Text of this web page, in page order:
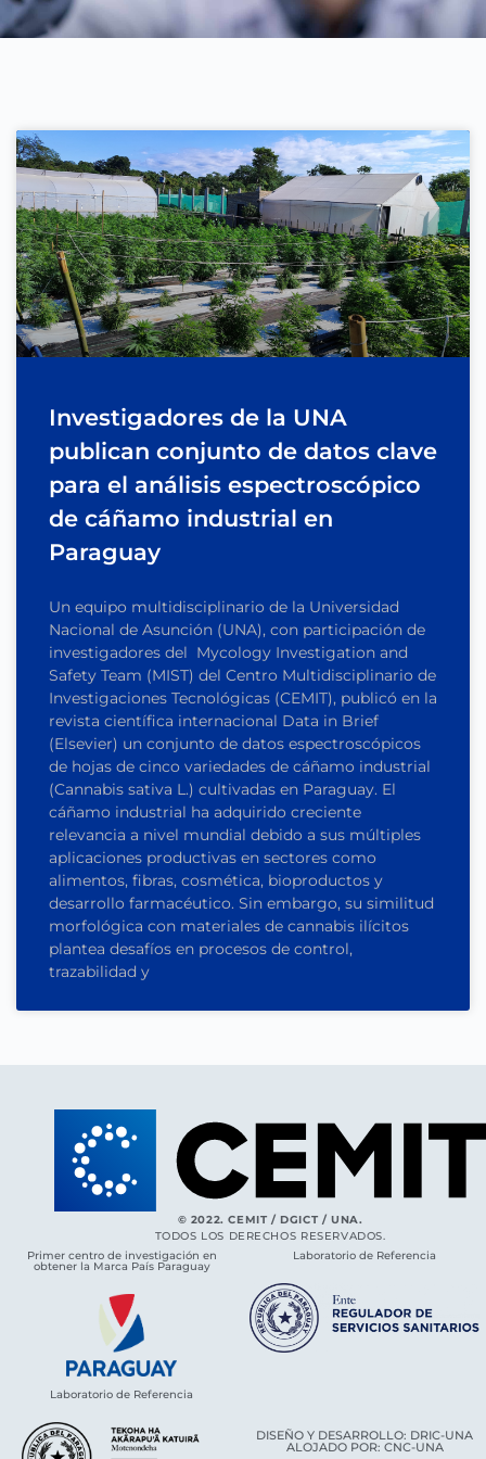
Investigadores de la UNA
publican conjunto de datos clave
para el análisis espectroscópico
de cáñamo industrial en
Paraguay
Un equipo multidisciplinario de la Universidad
Nacional de Asunción (UNA), con participación de
investigadores del Mycology Investigation and
Safety Team (MIST) del Centro Multidisciplinario de
Investigaciones Tecnológicas (CEMIT), publicó en la
revista científica internacional Data in Brief
(Elsevier) un conjunto de datos espectroscópicos
de hojas de cinco variedades de cáñamo industrial
(Cannabis sativa L.) cultivadas en Paraguay. El
cáñamo industrial ha adquirido creciente
relevancia a nivel mundial debido a sus múltiples
aplicaciones productivas en sectores como
alimentos, fibras, cosmética, bioproductos y
desarrollo farmacéutico. Sin embargo, su similitud
morfológica con materiales de cannabis ilícitos
plantea desafíos en procesos de control,
trazabilidad y
© 2022. CEMIT / DGICT / UNA.
TODOS LOS DERECHOS RESERVADOS.
Primer centro de investigación en
obtener la Marca País Paraguay
Laboratorio de Referencia
Laboratorio de Referencia
DISEÑO Y DESARROLLO: DRIC-UNA
ALOJADO POR: CNC-UNA